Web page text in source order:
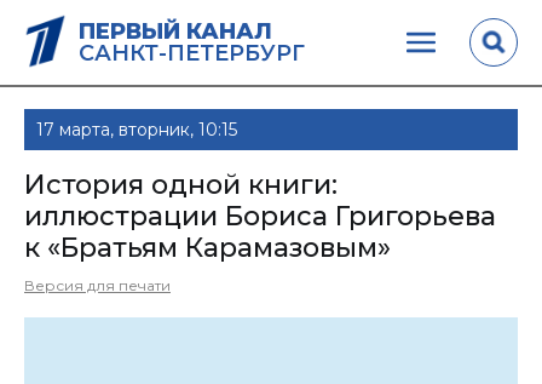
ПЕРВЫЙ КАНАЛ
САНКТ-ПЕТЕРБУРГ
17 марта, вторник, 10:15
История одной книги:
иллюстрации Бориса Григорьева
к «Братьям Карамазовым»
Версия для печати